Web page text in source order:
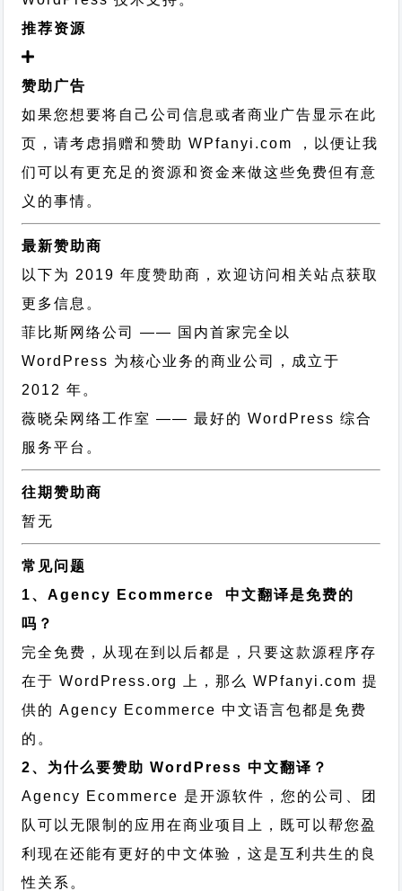
推荐资源
赞助广告
如果您想要将自己公司信息或者商业广告显示在此
页，请考虑捐赠和赞助 WPfanyi.com ，以便让我
们可以有更充足的资源和资金来做这些免费但有意
义的事情。
最新赞助商
以下为 2019 年度赞助商，欢迎访问相关站点获取
更多信息。
菲比斯网络公司
—— 国内首家完全以
WordPress 为核心业务的商业公司，成立于
2012 年。
薇晓朵网络工作室 —— 最好的 WordPress 综合
服务平台。
往期赞助商
暂无
常见问题
1、Agency Ecommerce 中文翻译是免费的
吗？
完全免费，从现在到以后都是，只要这款源程序存
在于 WordPress.org 上，那么 WPfanyi.com 提
供的 Agency Ecommerce 中文语言包都是免费
的。
2、为什么要赞助 WordPress 中文翻译？
Agency Ecommerce 是开源软件，您的公司、团
队可以无限制的应用在商业项目上，既可以帮您盈
利现在还能有更好的中文体验，这是互利共生的良
性关系。